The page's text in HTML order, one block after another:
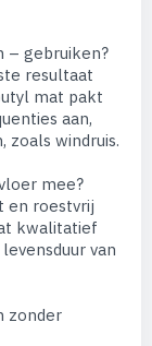
– gebruiken?
resultaat
mat pakt
aan,
zoals windruis.
mee?
en roestvrij
kwalitatief
van
zonder